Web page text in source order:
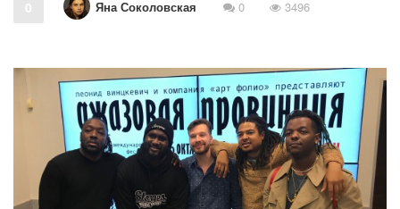
0 Яна Соколовская 0 3496